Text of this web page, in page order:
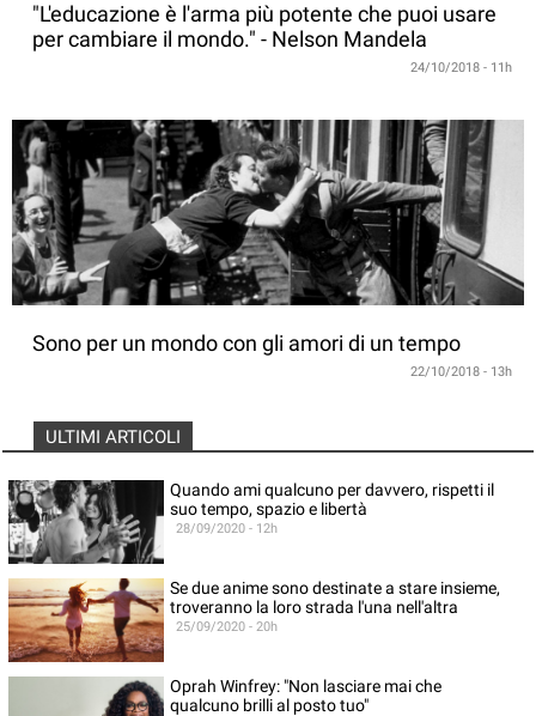
"L'educazione è l'arma più potente che puoi usare
per cambiare il mondo." - Nelson Mandela
24/10/2018 - 11h
Sono per un mondo con gli amori di un tempo
22/10/2018 - 13h
ULTIMI ARTICOLI
Quando ami qualcuno per davvero, rispetti il
suo tempo, spazio e libertà
28/09/2020 - 12h
Se due anime sono destinate a stare insieme,
troveranno la loro strada l'una nell'altra
25/09/2020 - 20h
Oprah Winfrey: "Non lasciare mai che
qualcuno brilli al posto tuo"